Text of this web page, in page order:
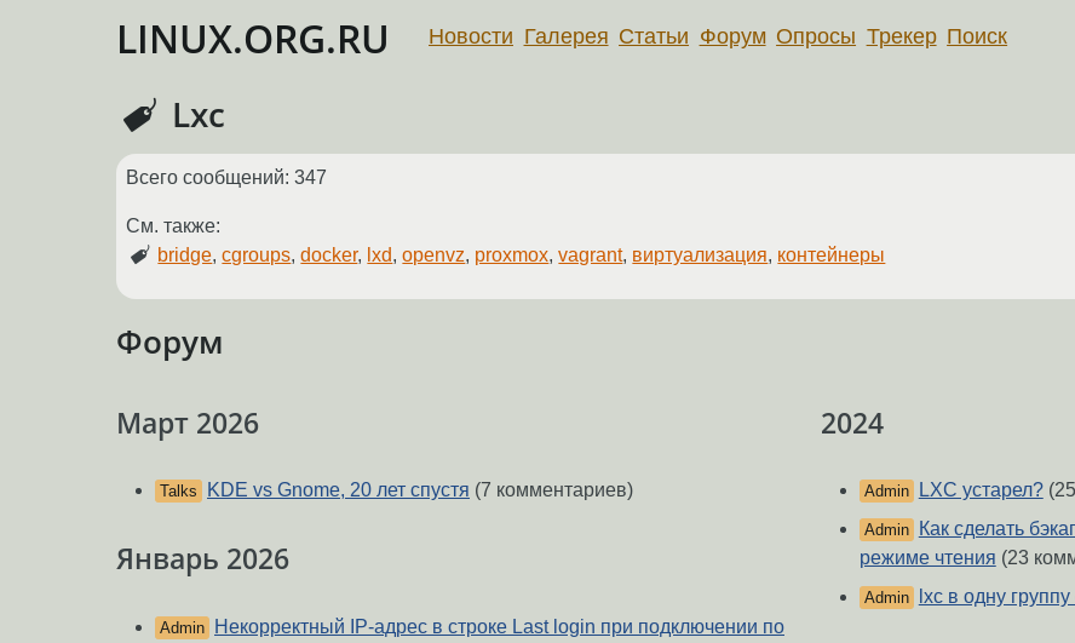
LINUX.ORG.RU Новости Галерея Статьи Форум Опросы Трекер Поиск
Lxc
Всего сообщений: 347
См. также:
bridge,cgroups,docker, lxd,openvz, proxmox,vagrant, виртуализация, контейнеры
Форум
Март 2026
Talks KDE vs Gnome, 20 лет спустя (7 комментариев)
Январь 2026
Admin
Некорректный IP-адрес в строке Last login при подключении по
2024
Admin LXC устарел?
Admin
Как сделать
режиме чтения (23
Admin lxc в одну